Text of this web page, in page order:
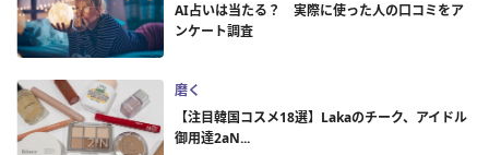
AI占いは当たる？ 実際に使った人の口コミをア
ンケート調査
磨く
【注目韓国コスメ18選】Lakaのチーク、アイドル
御用達2aN...